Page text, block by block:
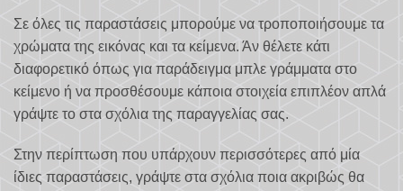
Σε όλες τις παραστάσεις μπορούμε να τροποποιήσουμε τα
χρώματα της εικόνας και τα κείμενα. Άν θέλετε κάτι
διαφορετικό όπως για παράδειγμα μπλε γράμματα στο
κείμενο ή να προσθέσουμε κάποια στοιχεία επιπλέον απλά
γράψτε το στα σχόλια της παραγγελίας σας.
Στην περίπτωση που υπάρχουν περισσότερες από μία
ίδιες παραστάσεις, γράψτε στα σχόλια ποια ακριβώς θα